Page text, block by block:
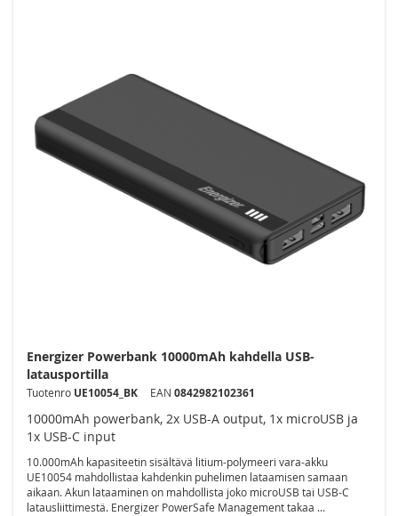
Energizer Powerbank 10000mAh kahdella USB-
latausportilla
Tuotenro UE10054_BK EAN 0842982102361
10000mAh powerbank, 2x USB-A output, 1x microUSB ja
1x USB-C input
10.000mAh kapasiteetin sisältävä litium-polymeeri vara-akku
UE10054 mahdollistaa kahdenkin puhelimen lataamisen samaan
aikaan. Akun lataaminen on mahdollista joko microUSB tai USB-C
latausliittimestä. Energizer PowerSafe Management takaa ...